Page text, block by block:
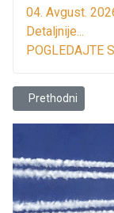
04. Avgust.
Detaljnije...
POGLEDAJTE
Prethodni članak:
Prethodni